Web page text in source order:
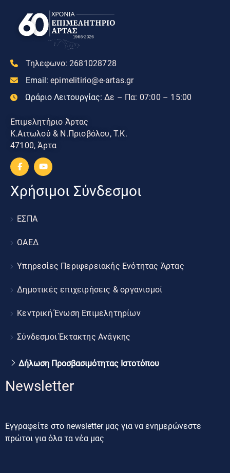
Τηλεφωνο: 2681028728
Email: epimelitirio@e-artas.gr
Ωράριο Λειτουργίας: Δε – Πα: 07:00 – 15:00
Επιμελητήριο Άρτας
Κ.Αιτωλού & Ν.Πριοβόλου, Τ.Κ.
47100, Άρτα
Χρήσιμοι Σύνδεσμοι
ΕΣΠΑ
ΟΑΕΔ
Υπηρεσίες Περιφερειακής Ενότητας Άρτας
Δημοτικές επιχειρήσεις & οργανισμοί
Κεντρική Ένωση Επιμελητηρίων
Σύνδεσμοι Έκτακτης Ανάγκης
Δήλωση Προσβασιμότητας Ιστοτόπου
Newsletter
Εγγραφείτε στο newsletter μας για να ενημερώνεστε
πρώτοι για όλα τα νέα μας